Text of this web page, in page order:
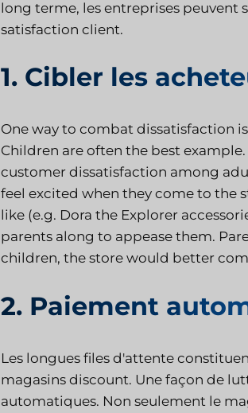
long terme, les entreprises peuvent
satisfaction client.
1. Cibler les
One way to combat dissatisfaction
Children are often the best
customer dissatisfaction among
feel excited when they come to the
like (e.g. Dora the Explorer
parents along to appease them.
children, the store would better
2. Paiement
Les longues files d'attente
magasins discount. Une façon de
automatiques. Non seulement le